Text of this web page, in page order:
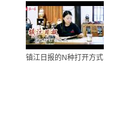
镇江日报的N种打开方式